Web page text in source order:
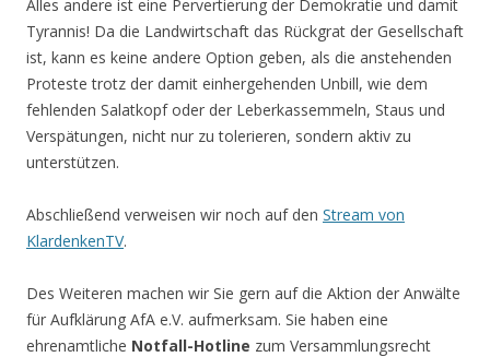
Alles andere ist eine Pervertierung der Demokratie und damit
Tyrannis! Da die Landwirtschaft das Rückgrat der Gesellschaft
ist, kann es keine andere Option geben, als die anstehenden
Proteste trotz der damit einhergehenden Unbill, wie dem
fehlenden Salatkopf oder der Leberkassemmeln, Staus und
Verspätungen, nicht nur zu tolerieren, sondern aktiv zu
unterstützen.
Abschließend verweisen wir noch auf den Stream von
KlardenkenTV.
Des Weiteren machen wir Sie gern auf die Aktion der Anwälte
für Aufklärung AfA e.V. aufmerksam. Sie haben eine
ehrenamtliche Notfall-Hotline zum Versammlungsrecht